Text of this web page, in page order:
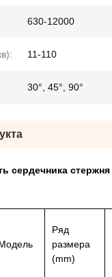
630-12000
11-110
30°, 45°, 90°
сердечника
Ряд
размера
(mm)